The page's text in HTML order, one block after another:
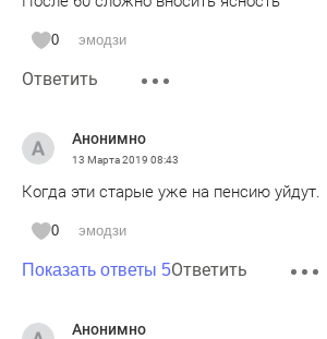
0 эмодзи
Ответить
Анонимно
13 Марта 2019 08:43
Когда эти старые уже на пенсию уйдут.
0 эмодзи
Показать ответы 5Ответить
Анонимно